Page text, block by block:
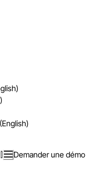
Demander une démo